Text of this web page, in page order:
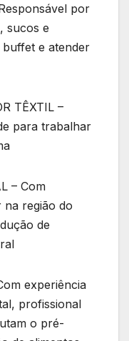
por
sucos e
e atender
TÊXTIL –
para trabalhar
– Com
na região do
de
experiência
profissional
o pré-